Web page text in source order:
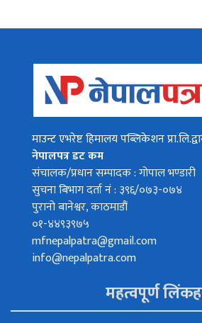
माउन्ट एभरेष्ट हिमालय पब्लिकेशन
नेपालपत्र डट कम
संचालक/प्रधान सम्पादक : गोपाल भण्डारी
सुचना बिभाग दर्ता नं : ३९६/०७३-०७४
पुरानो बानेश्वर, काठमाडौं
०१-४४९३९७५
mfnepalpatra@gmail.com
info@nepalpatra.com
महत्वपूर्ण